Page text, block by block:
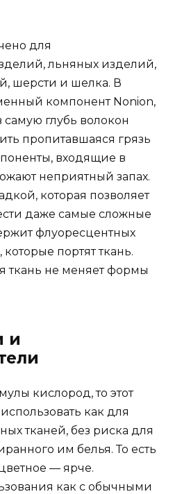
для
льняных изделий,
шерсти и шелка. В
компонент Nonion,
глубь волокон
пропитавшаяся грязь
входящие в
неприятный запах.
которая позволяет
даже самые сложные
флуоресцентных
портят ткань.
ткань не меняет формы
и
кислород, то этот
как для
тканей, без риска для
им белья. То есть
— ярче.
как с обычными